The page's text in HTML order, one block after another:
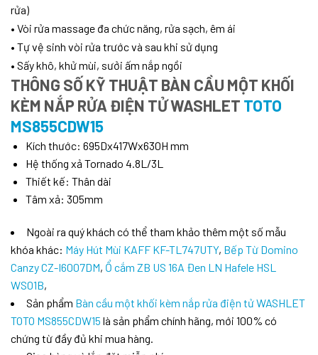
rửa)
• Vòi rửa massage đa chức năng, rửa sạch, êm ái
• Tự vệ sinh vòi rửa trước và sau khi sử dụng
• Sấy khô, khử mùi, sưởi ấm nắp ngồi
THÔNG SỐ KỸ THUẬT BÀN CẦU MỘT KHỐI
KÈM NẮP RỬA ĐIỆN TỬ WASHLET TOTO
MS855CDW15
Kích thước: 695Dx417Wx630H mm
Hệ thống xả Tornado 4.8L/3L
Thiết kế: Thân dài
Tâm xả: 305mm
Ngoài ra quý khách có thể tham khảo thêm một số mẫu
khóa khác: Máy Hút Mùi KAFF KF-TL747UTY, Bếp Từ Domino
Canzy CZ-I6007DM, Ổ cắm ZB US 16A Đen LN Hafele HSL
WS01B,
Sản phẩm Bàn cầu một khối kèm nắp rửa điện tử WASHLET
TOTO MS855CDW15 là sản phẩm chính hãng, mới 100% có
chứng từ đầy đủ khi mua hàng.